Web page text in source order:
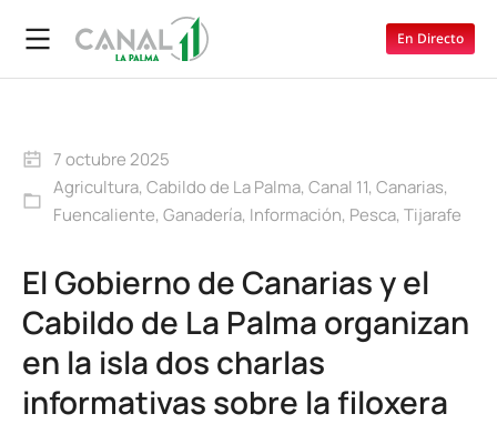
En Directo
7 octubre 2025
Agricultura, Cabildo de La Palma, Canal 11, Canarias,
Fuencaliente, Ganadería, Información, Pesca, Tijarafe
El Gobierno de Canarias y el
Cabildo de La Palma organizan
en la isla dos charlas
informativas sobre la filoxera